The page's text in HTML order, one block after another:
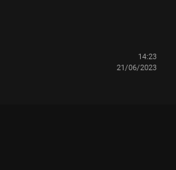
14:23
21/06/2023